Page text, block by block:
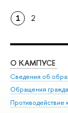
1 2
О КАМПУСЕ
Сведения об
Обращения
Противодействие